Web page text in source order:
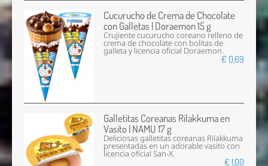
Cucurucho de Crema de Chocolate
con Galletas | Doraemon 15 g
Crujiente cucurucho coreano relleno de
crema de chocolate con bolitas de
galleta y licencia oficial Doraemon.
€ 0,69
Galletitas Coreanas Rilakkuma en
Vasito | NAMU 17 g
Deliciosas galletitas coreanas Rilakkuma
presentadas en un adorable vasito con
licencia oficial San-X.
€ 1,00